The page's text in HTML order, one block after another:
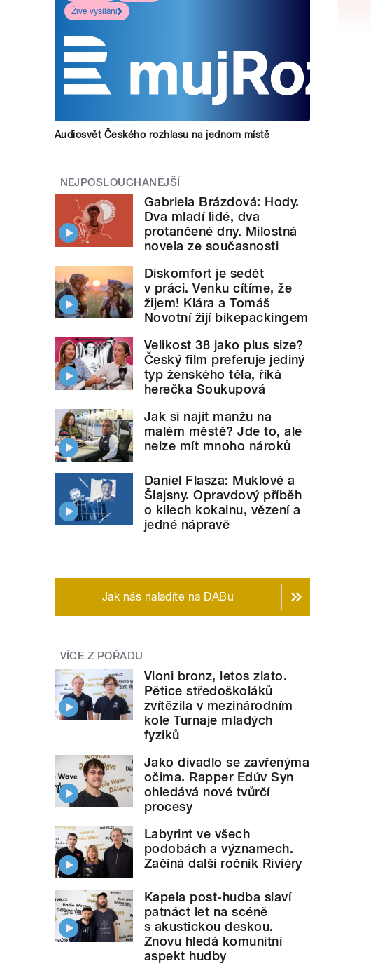
Živé vysílání
Audiosvět Českého rozhlasu na jednom místě
NEJPOSLOUCHANĚJŠÍ
Gabriela Brázdová: Hody.
Dva mladí lidé, dva
protančené dny. Milostná
novela ze současnosti
Diskomfort je sedět
v práci. Venku cítíme, že
žijem! Klára a Tomáš
Novotní žijí bikepackingem
Velikost 38 jako plus size?
Český film preferuje jediný
typ ženského těla, říká
herečka Soukupová
Jak si najít manžu na
malém městě? Jde to, ale
nelze mít mnoho nároků
Daniel Flasza: Muklové a
Šlajsny. Opravdový příběh
o kilech kokainu, vězení a
jedné nápravě
Jak nás naladíte na DABu
VÍCE Z POŘADU
Vloni bronz, letos zlato.
Pětice středoškoláků
zvítězila v mezinárodním
kole Turnaje mladých
fyziků
Jako divadlo se zavřenýma
očima. Rapper Edúv Syn
ohledává nové tvůrčí
procesy
Labyrint ve všech
podobách a významech.
Začíná další ročník Riviéry
Kapela post-hudba slaví
patnáct let na scéně
s akustickou deskou.
Znovu hledá komunitní
aspekt hudby